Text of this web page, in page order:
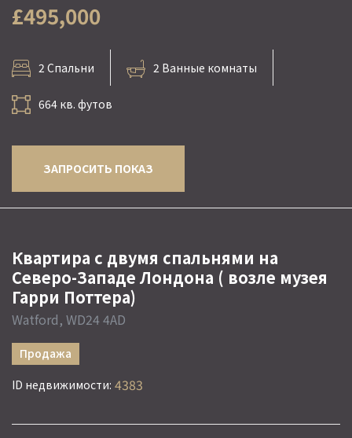
£495,000
2 Спальни 2 Ванные комнаты
664 кв. футов
ЗАПРОСИТЬ ПОКАЗ
Квартира с двумя спальнями на
Северо-Западе Лондона ( возле музея
Гарри Поттера)
Watford, WD24 4AD
Продажа
ID недвижимости: 4383